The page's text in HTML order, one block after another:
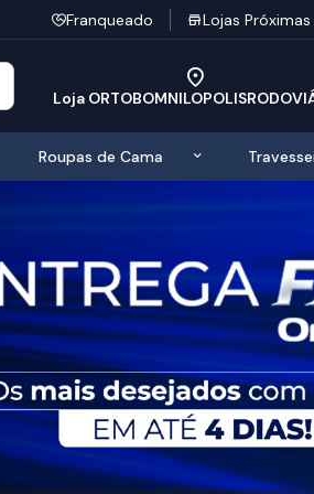
Franqueado Lojas Próximas
Loja
Exibir submenu de Cabeceiras
Roupas de Cama Exibir